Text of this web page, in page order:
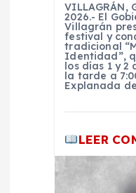
VILLAGRÁN,
2026.- El
Villagrán
festival y
tradicional
Identidad”,
los días 1 y 2
la tarde a
Explanada
LEER